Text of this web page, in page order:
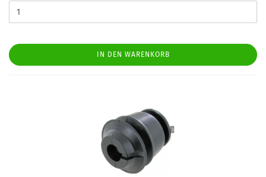
IN DEN WARENKORB